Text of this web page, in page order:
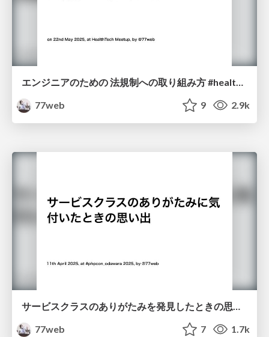
エンジニアのための 法規制への取り組み方 #healthtechmeetup
77web
9 2.9k
77web
7 1.7k